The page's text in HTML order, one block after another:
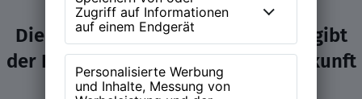
Die NEW WORK Experience (NWX) gibt
der Diskussion über Arbeit und Zukunft
ein Zuhause.